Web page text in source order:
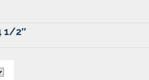
1/2″